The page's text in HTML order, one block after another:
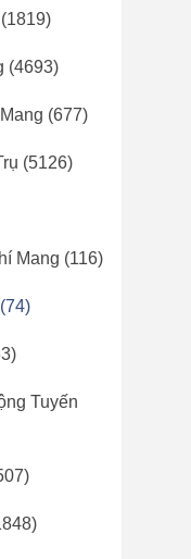
(1819)
(4693)
(677)
(5126)
Mang (116)
Tuyến